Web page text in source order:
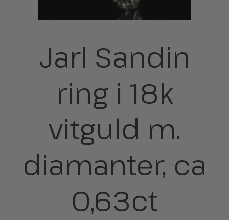
Jarl Sandin
ring i 18k
vitguld m.
diamanter, ca
0,63ct